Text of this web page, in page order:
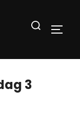
Zoek
3